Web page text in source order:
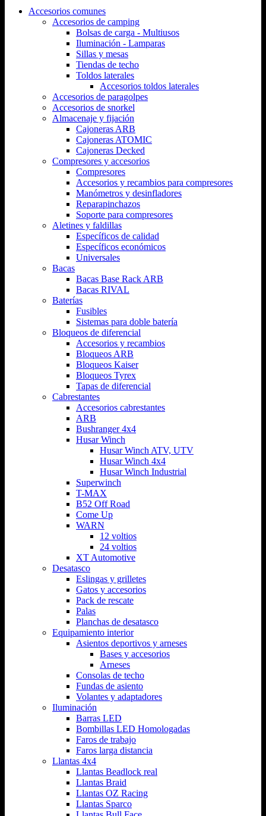
Accesorios comunes
Accesorios de camping
Bolsas de carga - Multiusos
Iluminación - Lamparas
Sillas y mesas
Tiendas de techo
Toldos laterales
Accesorios toldos laterales
Accesorios de paragolpes
Accesorios de snorkel
Almacenaje y fijación
Cajoneras ARB
Cajoneras ATOMIC
Cajoneras Decked
Compresores y accesorios
Compresores
Accesorios y recambios para compresores
Manómetros y desinfladores
Reparapinchazos
Soporte para compresores
Aletines y faldillas
Específicos de calidad
Específicos económicos
Universales
Bacas
Bacas Base Rack ARB
Bacas RIVAL
Baterías
Fusibles
Sistemas para doble batería
Bloqueos de diferencial
Accesorios y recambios
Bloqueos ARB
Bloqueos Kaiser
Bloqueos Tyrex
Tapas de diferencial
Cabrestantes
Accesorios cabrestantes
ARB
Bushranger 4x4
Husar Winch
Husar Winch ATV, UTV
Husar Winch 4x4
Husar Winch Industrial
Superwinch
T-MAX
B52 Off Road
Come Up
WARN
12 voltios
24 voltios
XT Automotive
Desatasco
Eslingas y grilletes
Gatos y accesorios
Pack de rescate
Palas
Planchas de desatasco
Equipamiento interior
Asientos deportivos y arneses
Bases y accesorios
Arneses
Consolas de techo
Fundas de asiento
Volantes y adaptadores
Iluminación
Barras LED
Bombillas LED Homologadas
Faros de trabajo
Faros larga distancia
Llantas 4x4
Llantas Beadlock real
Llantas Braid
Llantas OZ Racing
Llantas Sparco